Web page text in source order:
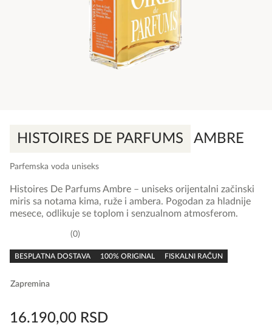
HISTOIRES DE PARFUMS AMBRE
Parfemska voda uniseks
rating
0
BESPLATNA DOSTAVA 100% ORIGINAL FISKALNI RAČUN
Histoires De Parfums Ambre – uniseks orijentalni začinski
miris sa notama kima, ruže i ambera. Pogodan za hladnije
mesece, odlikuje se toplom i senzualnom atmosferom.
Zapremina
16.190,00 RSD